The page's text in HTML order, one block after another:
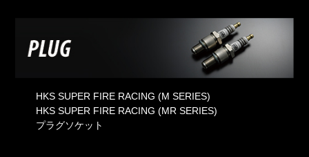
HKS SUPER FIRE RACING (M SERIES)
HKS SUPER FIRE RACING (MR SERIES)
プラグソケット